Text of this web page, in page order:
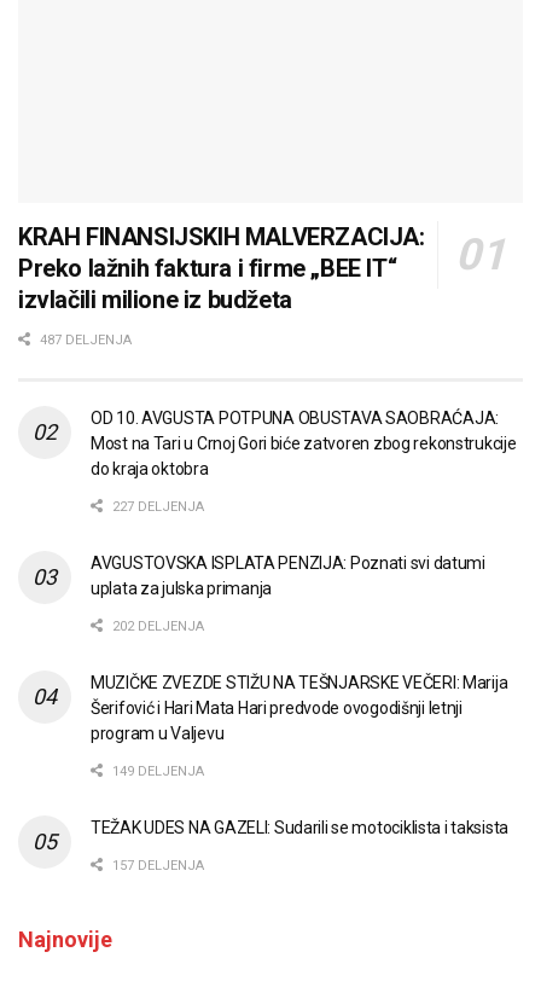
KRAH FINANSIJSKIH MALVERZACIJA:
Preko lažnih faktura i firme „BEE IT“
izvlačili milione iz budžeta
487 DELJENJA
OD 10. AVGUSTA POTPUNA OBUSTAVA SAOBRAĆAJA:
Most na Tari u Crnoj Gori biće zatvoren zbog rekonstrukcije
do kraja oktobra
227 DELJENJA
AVGUSTOVSKA ISPLATA PENZIJA: Poznati svi datumi
uplata za julska primanja
202 DELJENJA
MUZIČKE ZVEZDE STIŽU NA TEŠNJARSKE VEČERI: Marija
Šerifović i Hari Mata Hari predvode ovogodišnji letnji
program u Valjevu
149 DELJENJA
TEŽAK UDES NA GAZELI: Sudarili se motociklista i taksista
157 DELJENJA
Najnovije